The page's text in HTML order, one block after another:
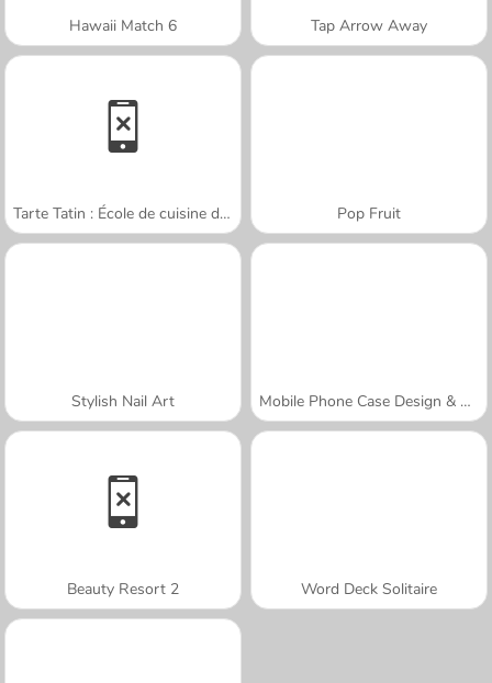
Hawaii Match 6 Tap Arrow Away
Tarte Tatin : École de cuisine de Sara Pop Fruit
Stylish Nail Art Mobile Phone Case Design & DIY
Beauty Resort 2 Word Deck Solitaire